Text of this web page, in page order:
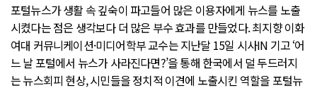
포털뉴스가 생활 속 깊숙이 파고들어 많은 이용자에게 뉴스를 노출
시켰다는 점은 생각보다 더 많은 부수 효과를 만들었다. 최지향 이화
여대 커뮤니케이션·미디어학부 교수는 지난달 15일 시사IN 기고 ‘어
느 날 포털에서 뉴스가 사라진다면?’을 통해 한국에서 덜 두드러지
는 뉴스회피 현상, 시민들을 정치적 이견에 노출시킨 역할을 포털뉴